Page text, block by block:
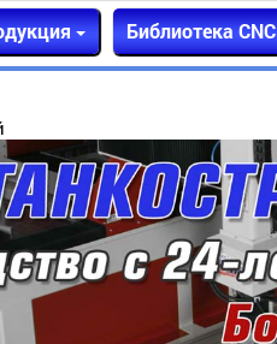
Библиотека CNC